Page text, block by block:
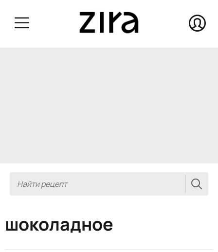
шоколадное